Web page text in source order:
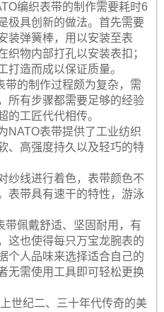
编织表带的制作需要耗时6
极具创新的做法。首先需要
装弹簧棒，用以安装至表
织物内部打孔以安装表扣；
打造而成以保证质量。
带的制作过程颇为复杂，需
所有步骤都需要足够的经验
的工匠代代相传。
NATO表带提供了工业纺织
、高强度持久以及轻巧的特
纱线进行着色，表带颜色不
表带具有速干的特性，游泳
带佩戴舒适、坚固耐用，有
这也使得每只万宝龙腕表的
个人品味来选择适合自己的
无需使用工具即可轻松更换
世纪二、三十年代传奇的美